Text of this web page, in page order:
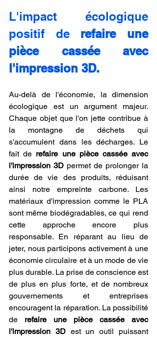
L'impact écologique
positif de refaire une
pièce cassée avec
l'impression 3D.
Au-delà de l'économie, la dimension
écologique est un argument majeur.
Chaque objet que l'on jette contribue à
la montagne de déchets qui
s'accumulent dans les décharges. Le
fait de refaire une pièce cassée avec
l'impression 3D permet de prolonger la
durée de vie des produits, réduisant
ainsi notre empreinte carbone. Les
matériaux d'impression comme le PLA
sont même biodégradables, ce qui rend
cette approche encore plus
responsable. En réparant au lieu de
jeter, nous participons activement à une
économie circulaire et à un mode de vie
plus durable. La prise de conscience est
de plus en plus forte, et de nombreux
gouvernements et entreprises
encouragent la réparation. La possibilité
de refaire une pièce cassée avec
l'impression 3D est un outil puissant